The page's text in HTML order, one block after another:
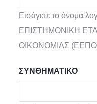
Εισάγετε το όνομα
ΕΠΙΣΤΗΜΟΝΙΚΗ
ΟΙΚΟΝΟΜΙΑΣ
ΣΥΝΘΗΜΑΤΙΚΌ